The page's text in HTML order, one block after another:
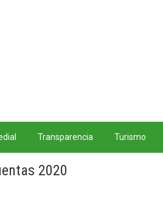
Transparencia Turismo
2020